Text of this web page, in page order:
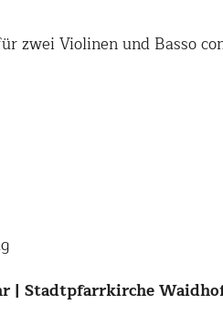
zwei Violinen und Basso
| Stadtpfarrkirche